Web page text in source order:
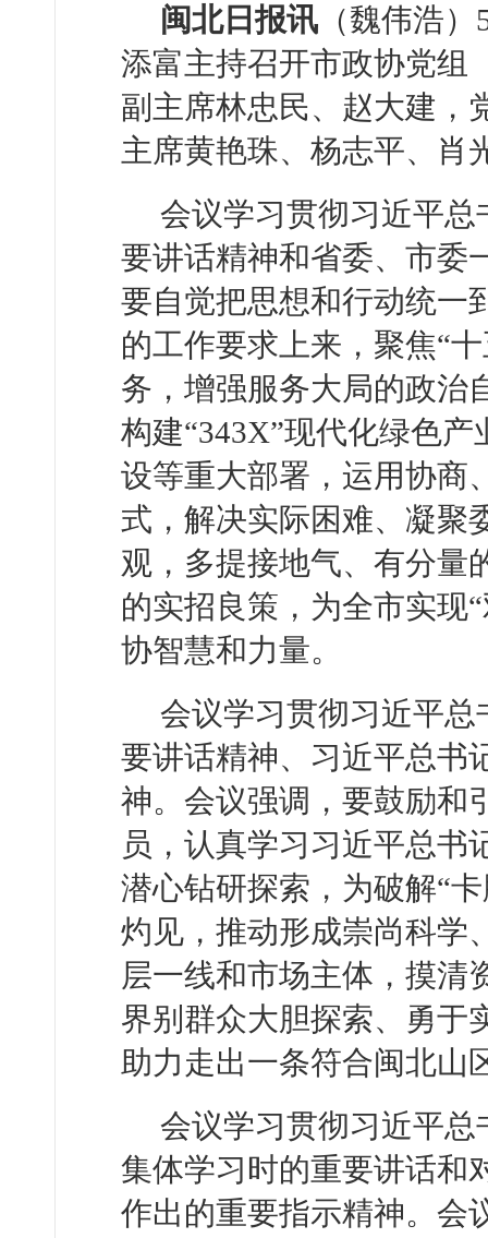
闽北日报讯 （魏伟浩
添富主持召开市政协党组
副主席林忠民、赵大建，
主席黄艳珠、杨志平、肖
会议学习贯彻习近平
要讲话精神和省委、市委
要自觉把思想和行动统一
的工作要求上来，聚焦“
务，增强服务大局的政治
构建“343X”现代化绿色
设等重大部署，运用协商
式，解决实际困难、凝聚
观，多提接地气、有分量
的实招良策，为全市实现
协智慧和力量。
会议学习贯彻习近平
要讲话精神、习近平总书
神。会议强调，要鼓励和
员，认真学习习近平总书
潜心钻研探索，为破解“
灼见，推动形成崇尚科学
层一线和市场主体，摸清
界别群众大胆探索、勇于
助力走出一条符合闽北山
会议学习贯彻习近平
集体学习时的重要讲话和
作出的重要指示精神。会